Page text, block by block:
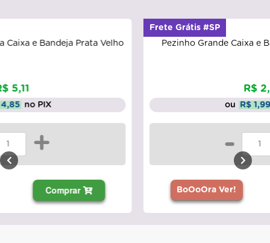
Pezinho Grande Caixa e Bandeja 402 Ouro Velho
no PIX
BoOoOra Ver! Comprar